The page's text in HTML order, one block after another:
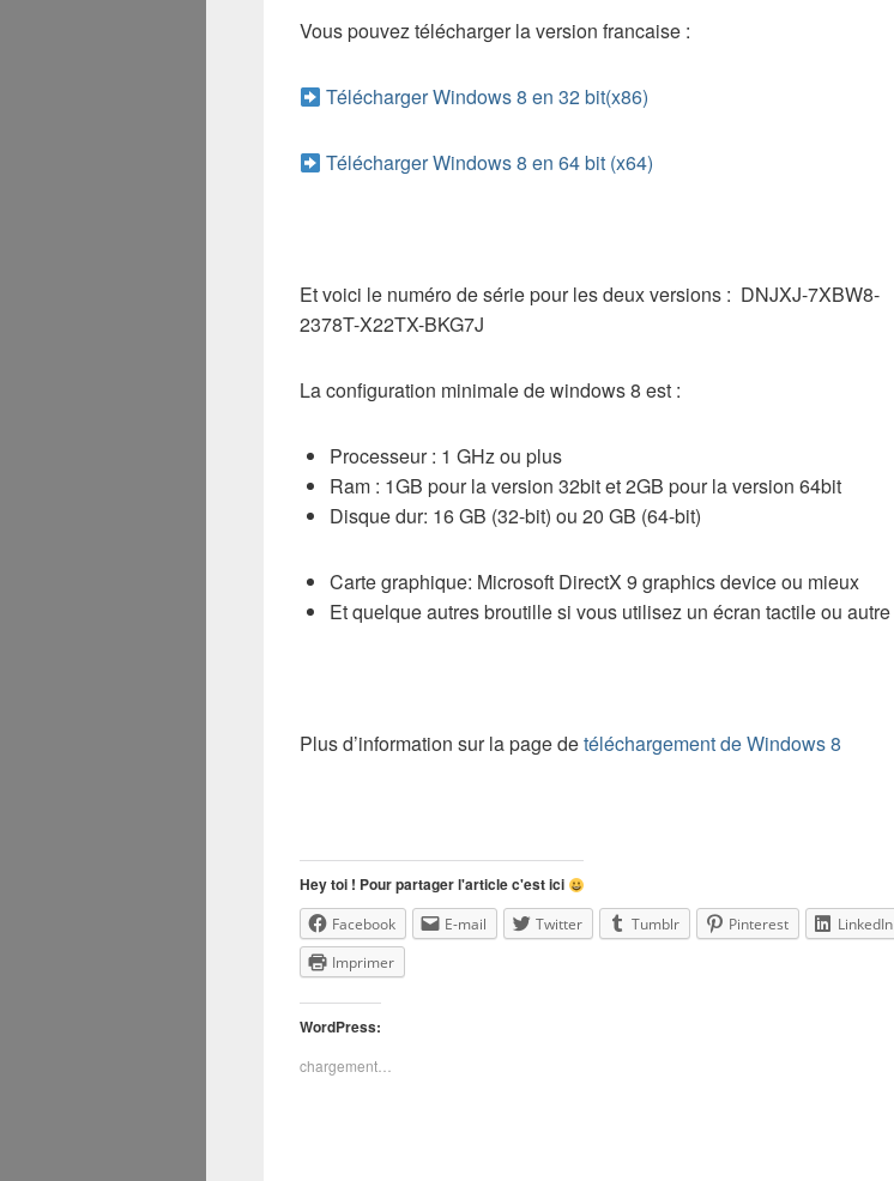
Vous pouvez télécharger la version francaise :
Télécharger Windows 8 en 32 bit(x86)
Télécharger Windows 8 en 64 bit (x64)
Et voici le numéro de série pour les deux versions : DNJXJ-7XBW8-
2378T-X22TX-BKG7J
La configuration minimale de windows 8 est :
Processeur : 1 GHz ou plus
Ram : 1GB pour la version 32bit et 2GB pour la version 64bit
Disque dur: 16 GB (32-bit) ou 20 GB (64-bit)
Carte graphique: Microsoft DirectX 9 graphics device ou mieux
Et quelque autres broutille si vous utilisez un écran tactile ou autre
Plus d’information sur la page detéléchargement de Windows 8
Hey toi ! Pour partager l'article c'est ici
Facebook E-mail Twitter Tumblr Pinterest
LinkedIn
Imprimer
WordPress:
chargement…